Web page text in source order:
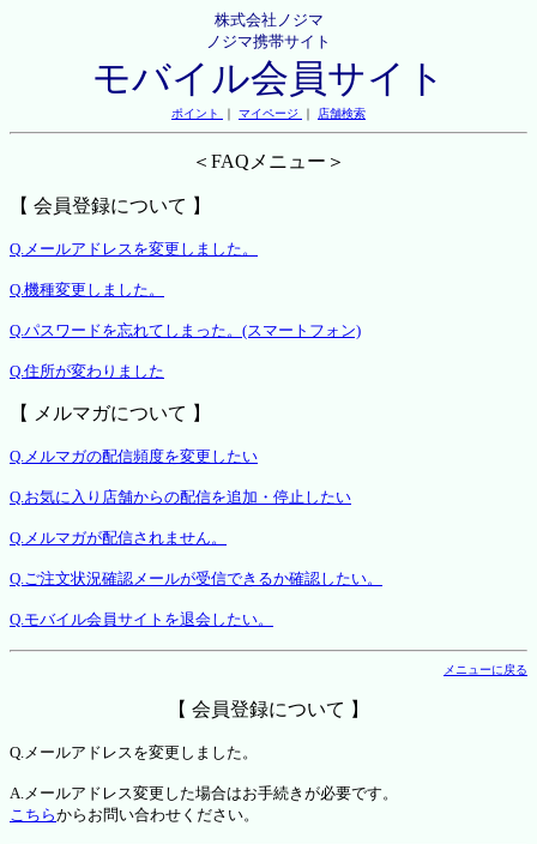
株式会社ノジマ
ノジマ携帯サイト
モバイル会員サイト
ポイント ｜ マイページ ｜ 店舗検索
＜FAQメニュー＞
【 会員登録について 】
Q.メールアドレスを変更しました。
Q.機種変更しました。
Q.パスワードを忘れてしまった。(スマートフォン)
Q.住所が変わりました
【 メルマガについて 】
Q.メルマガの配信頻度を変更したい
Q.お気に入り店舗からの配信を追加・停止したい
Q.メルマガが配信されません。
Q.ご注文状況確認メールが受信できるか確認したい。
Q.モバイル会員サイトを退会したい。
メニューに戻る
【 会員登録について 】
Q.メールアドレスを変更しました。
A.メールアドレス変更した場合はお手続きが必要です。
こちらからお問い合わせください。